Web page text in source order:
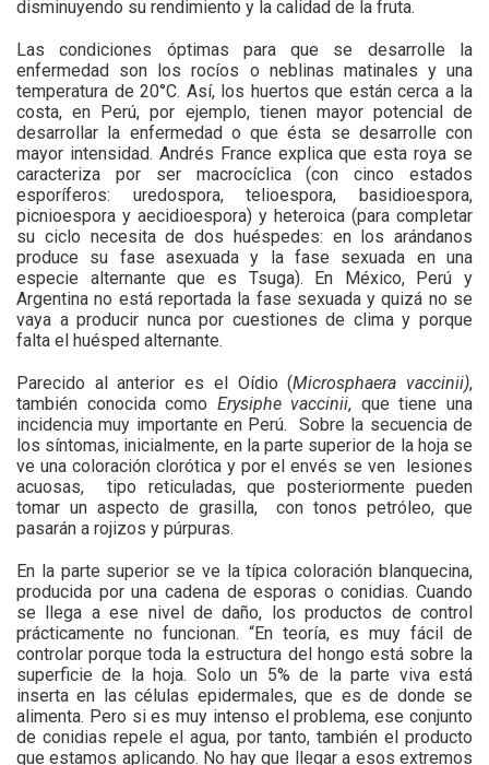
disminuyendo su rendimiento y la calidad de la fruta.
Las condiciones óptimas para que se desarrolle la
enfermedad son los rocíos o neblinas matinales y una
temperatura de 20°C. Así, los huertos que están cerca a la
costa, en Perú, por ejemplo, tienen mayor potencial de
desarrollar la enfermedad o que ésta se desarrolle con
mayor intensidad. Andrés France explica que esta roya se
caracteriza por ser macrocíclica (con cinco estados
esporíferos: uredospora, telioespora, basidioespora,
picnioespora y aecidioespora) y heteroica (para completar
su ciclo necesita de dos huéspedes: en los arándanos
produce su fase asexuada y la fase sexuada en una
especie alternante que es Tsuga). En México, Perú y
Argentina no está reportada la fase sexuada y quizá no se
vaya a producir nunca por cuestiones de clima y porque
falta el huésped alternante.
Parecido al anterior es el Oídio (Microsphaera vaccinii),
también conocida como Erysiphe vaccinii, que tiene una
incidencia muy importante en Perú. Sobre la secuencia de
los síntomas, inicialmente, en la parte superior de la hoja se
ve una coloración clorótica y por el envés se ven lesiones
acuosas, tipo reticuladas, que posteriormente pueden
tomar un aspecto de grasilla, con tonos petróleo, que
pasarán a rojizos y púrpuras.
En la parte superior se ve la típica coloración blanquecina,
producida por una cadena de esporas o conidias. Cuando
se llega a ese nivel de daño, los productos de control
prácticamente no funcionan. “En teoría, es muy fácil de
controlar porque toda la estructura del hongo está sobre la
superficie de la hoja. Solo un 5% de la parte viva está
inserta en las células epidermales, que es de donde se
alimenta. Pero si es muy intenso el problema, ese conjunto
de conidias repele el agua, por tanto, también el producto
que estamos aplicando. No hay que llegar a esos extremos